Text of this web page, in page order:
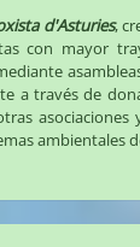
d'Asturies,
con mayor
a través de
ambientales